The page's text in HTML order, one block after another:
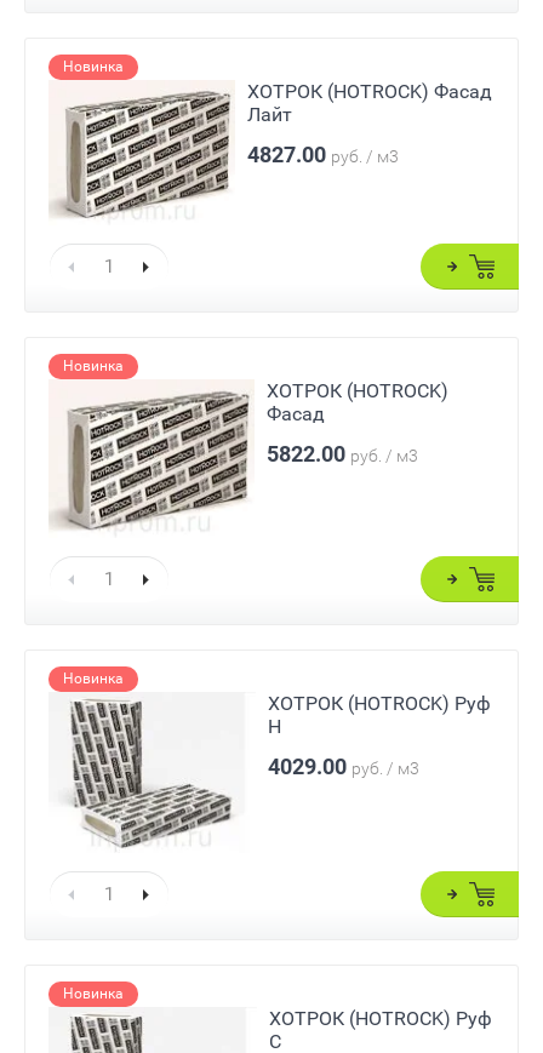
Новинка
ХОТРОК (HOTROCK) Фасад
Лайт
4827.00 руб. / м3
Новинка
ХОТРОК (HOTROCK)
Фасад
5822.00 руб. / м3
Новинка
ХОТРОК (HOTROCK) Руф
Н
4029.00 руб. / м3
Новинка
ХОТРОК (HOTROCK) Руф
С